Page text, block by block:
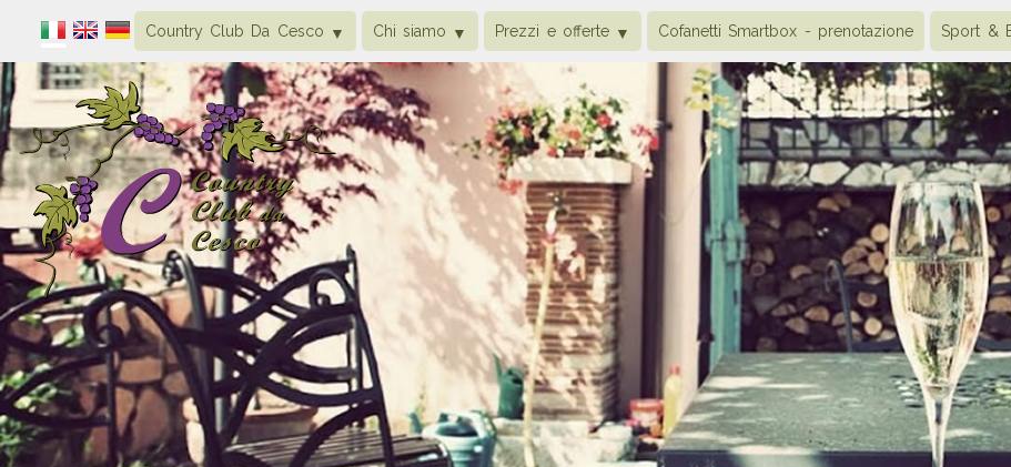
Country Club Da Cesco Chi siamo Prezzi e offerte Cofanetti Smartbox - prenotazione Sport &